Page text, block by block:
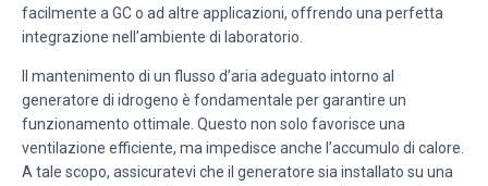
facilmente a GC o ad altre applicazioni, offrendo una perfetta
integrazione nell’ambiente di laboratorio.
Il mantenimento di un flusso d’aria adeguato intorno al
generatore di idrogeno è fondamentale per garantire un
funzionamento ottimale. Questo non solo favorisce una
ventilazione efficiente, ma impedisce anche l’accumulo di calore.
A tale scopo, assicuratevi che il generatore sia installato su una